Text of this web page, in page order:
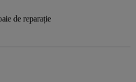
de reparație